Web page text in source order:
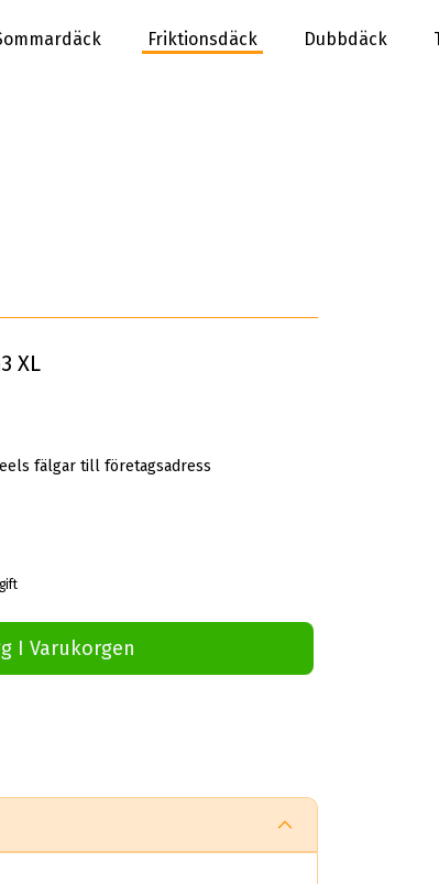
Friktionsdäck Dubbdäck
XL
fälgar till företagsadress
I Varukorgen